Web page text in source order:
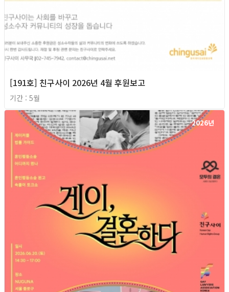
[191호] 친구사이 2026년 4월 후원보고
기간 : 5월
2026년